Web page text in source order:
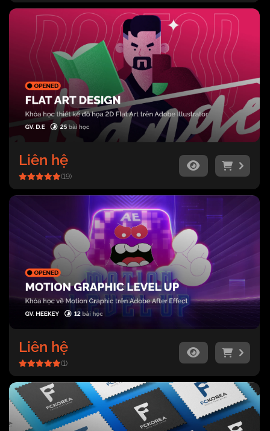
Liên hệ
(19)
Liên hệ
(1)